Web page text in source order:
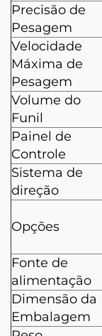
Precisão de
Pesagem
Velocidade
Máxima de
Pesagem
Volume do
Funil
Painel de
Controle
Sistema de
direção
Opções
Fonte de
alimentação
Dimensão da
Embalagem